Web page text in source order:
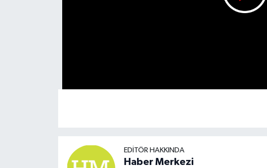
EDITÖR HAKKINDA
Haber Merkezi